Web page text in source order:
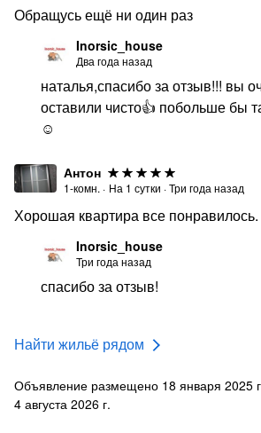
Обращусь ещё ни один раз
Inorsic_house
Два года назад
наталья,спасибо за отзыв!!! вы
оставили чисто👍 побольше бы
☺️
Антон
1-комн. · На 1 сутки ·Три года назад
Хорошая квартира все понравилось.
Inorsic_house
Три года назад
спасибо за отзыв!
Найти жильё рядом
Объявление размещено 18 января 2025
4 августа 2026 г.